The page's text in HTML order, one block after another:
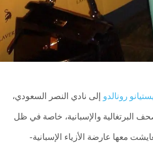
رونالدو إلى نادي النصر السعودي،
البرتغالية والإسبانية، خاصة في ظل
معها عارضة الأزياء الإسبانية-